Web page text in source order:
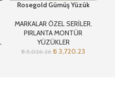
Rosegold Gümüş Yüzük
MARKALAR ÖZEL SERİLER,
PIRLANTA MONTÜR
YÜZÜKLER
₺5,026.26 ₺3,720.23